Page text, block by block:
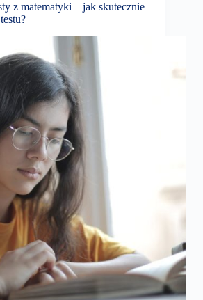
z matematyki – jak skutecznie